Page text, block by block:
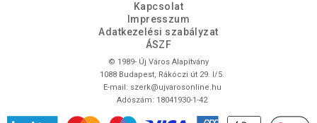
Kapcsolat
Impresszum
Adatkezelési szabályzat
ÁSZF
© 1989- Új Város Alapítvány
1088 Budapest, Rákóczi út 29. I/5.
E-mail: szerk@ujvarosonline.hu
Adószám: 18041930-1-42